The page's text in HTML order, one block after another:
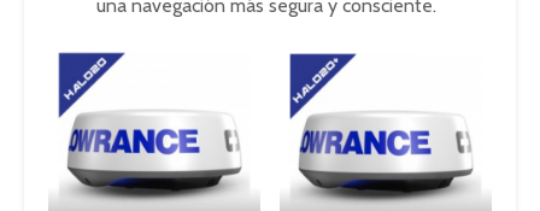
una navegación más segura y consciente.